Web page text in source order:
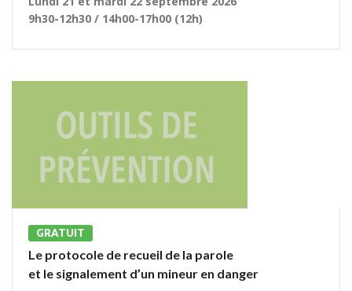
9h30-12h30 / 14h00-17h00 (12h)
GRATUIT
Le protocole de recueil de la parole
et le signalement d’un mineur en danger